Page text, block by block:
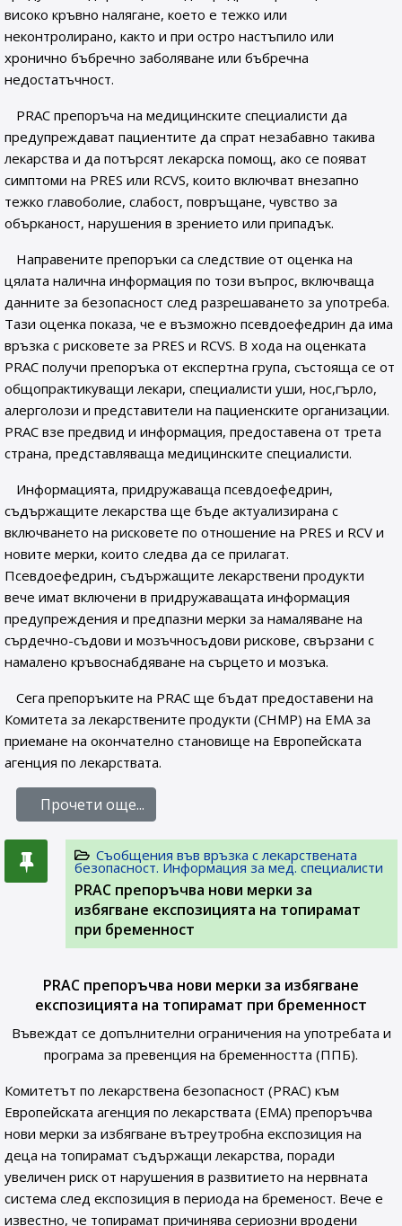
високо кръвно налягане, което е тежко или
неконтролирано, както и при остро настъпило или
хронично бъбречно заболяване или бъбречна
недостатъчност.
PRAC препоръча на медицинските специалисти да
предупреждават пациентите да спрат незабавно такива
лекарства и да потърсят лекарска помощ, ако се появат
симптоми на PRES или RCVS, които включват внезапно
тежко главоболие, слабост, повръщане, чувство за
обърканост, нарушения в зрението или припадък.
Направените препоръки са следствие от оценка на
цялата налична информация по този въпрос, включваща
данните за безопасност след разрешаването за употреба.
Тази оценка показа, че е възможно псевдоефедрин да има
връзка с рисковете за PRES и RCVS. В хода на оценката
PRAC получи препоръка от експертна група, състояща се от
общопрактикуващи лекари, специалисти уши, нос,гърло,
алерголози и представители на пациенските организации.
PRAC взе предвид и информация, предоставена от трета
страна, представляваща медицинските специалисти.
Информацията, придружаваща псевдоефедрин,
съдържащите лекарства ще бъде актуализирана с
включването на рисковете по отношение на PRES и RCV и
новите мерки, които следва да се прилагат.
Псевдоефедрин, съдържащите лекарствени продукти
вече имат включени в придружаващата информация
предупреждения и предпазни мерки за намаляване на
сърдечно-съдови и мозъчносъдови рискове, свързани с
намалено кръвоснабдяване на сърцето и мозъка.
Сега препоръките на PRAC ще бъдат предоставени на
Комитета за лекарствените продукти (CHMP) на ЕМА за
приемане на окончателно становище на Европейската
агенция по лекарствата.
Прочети още...
Съобщения във връзка с лекарствената
безопасност. Информация за мед. специалисти
PRAC препоръчва нови мерки за
избягване експозицията на топирамат
при бременност
PRAC препоръчва нови мерки за избягване
експозицията на топирамат при бременност
Въвеждат се допълнителни ограничения на употребата и
програма за превенция на бременността (ППБ).
Комитетът по лекарствена безопасност (PRAC) към
Европейската агенция по лекарствата (ЕМА) препоръчва
нови мерки за избягване вътреутробна експозиция на
деца на топирамат съдържащи лекарства, поради
увеличен риск от нарушения в развитието на нервната
система след експозиция в периода на бременост. Вече е
известно, че топирамат причинява сериозни вродени